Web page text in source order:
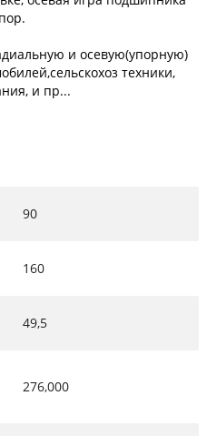
и осевую(упорную)
техники,
и пр...
90
160
49,5
276,000